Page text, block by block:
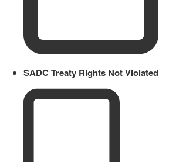
SADC Treaty Rights Not Violated